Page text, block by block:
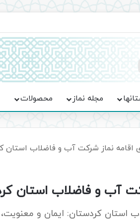
باشکوه نمازهای جماعت در موکب فاطمه الزهرا (س)
مجله نماز محصولات
اقامه نماز شرکت آب و فاضلاب استان
آب و فاضلاب استان
کردستان: ایمان و معنویت،